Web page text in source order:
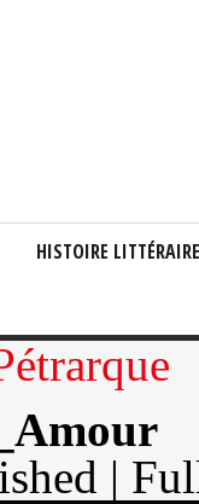
HISTOIRE LITTÉRAIRE
|